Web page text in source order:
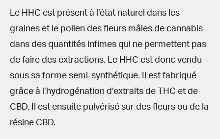
Le HHC est présent à l’état naturel dans les
graines et le pollen des fleurs mâles de cannabis
dans des quantités infimes qui ne permettent pas
de faire des extractions. Le HHC est donc vendu
sous sa forme semi-synthétique. Il est fabriqué
grâce à l’hydrogénation d’extraits de THC et de
CBD. Il est ensuite pulvérisé sur des fleurs ou de la
résine CBD.